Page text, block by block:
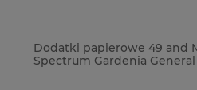
Dodatki papierowe 49 and
Spectrum Gardenia General